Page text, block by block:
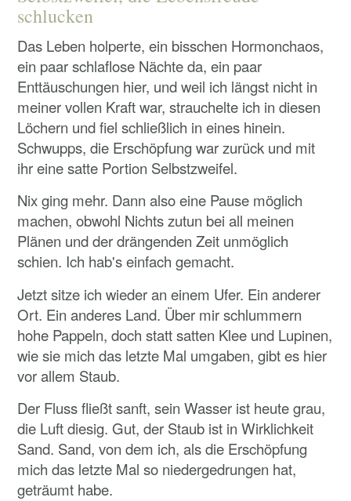
schlucken
Das Leben holperte, ein bisschen Hormonchaos,
ein paar schlaflose Nächte da, ein paar
Enttäuschungen hier, und weil ich längst nicht in
meiner vollen Kraft war, strauchelte ich in diesen
Löchern und fiel schließlich in eines hinein.
Schwupps, die Erschöpfung war zurück und mit
ihr eine satte Portion Selbstzweifel.
Nix ging mehr. Dann also eine Pause möglich
machen, obwohl Nichts zutun bei all meinen
Plänen und der drängenden Zeit unmöglich
schien. Ich hab's einfach gemacht.
Jetzt sitze ich wieder an einem Ufer. Ein anderer
Ort. Ein anderes Land. Über mir schlummern
hohe Pappeln, doch statt satten Klee und Lupinen,
wie sie mich das letzte Mal umgaben, gibt es hier
vor allem Staub.
Der Fluss fließt sanft, sein Wasser ist heute grau,
die Luft diesig. Gut, der Staub ist in Wirklichkeit
Sand. Sand, von dem ich, als die Erschöpfung
mich das letzte Mal so niedergedrungen hat,
geträumt habe.